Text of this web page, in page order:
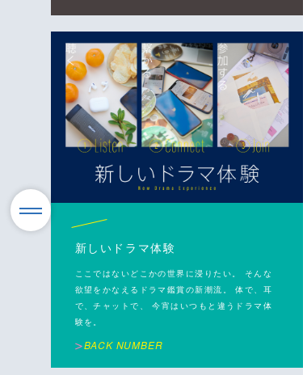
える「ワークショップ」だが、実は秘めたるクリ
エイティブを伸ばしてくれるのだとか。今、世の
中に溢れている「ワークショップ」の世界を覗い
てみよう。
新しいドラマ体験
ここではないどこかの世界に浸りたい。 そんな
欲望をかなえるドラマ鑑賞の新潮流。 体で、耳
で、チャットで、 今宵はいつもと違うドラマ体
験を。
BACK NUMBER